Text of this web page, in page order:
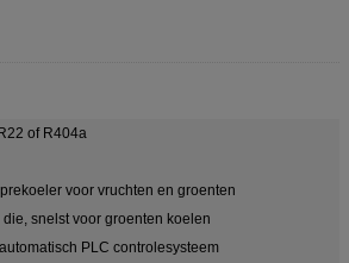
of R404a
voor vruchten en groenten
die, snelst voor groenten koelen
PLC controlesysteem